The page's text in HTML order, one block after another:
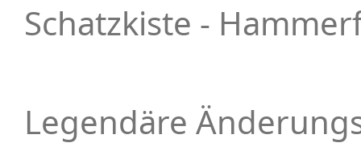
Schatzkiste -
Legendäre